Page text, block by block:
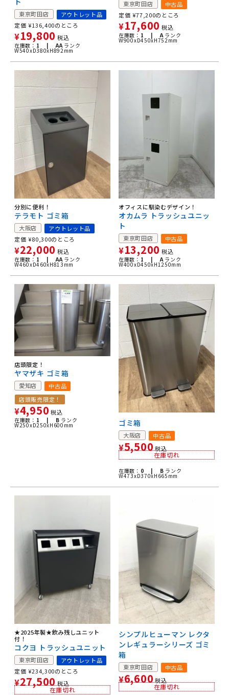
東京町田店
アウトレット品
定価 ¥136,400のところ
¥19,800 税込
在庫数： 1 | AAランク
W540xD380xH892mm
東京町田店
中古品
定価 ¥77,200のところ
¥17,600 税込
在庫数： 1 | Aランク
W900xD450xH752mm
分別に便利！
テラモト ゴミ箱
大阪店
アウトレット品
定価 ¥80,300のところ
¥22,000 税込
在庫数： 1 | AAランク
W460xD460xH813mm
オフィスに馴染むデザイン！
オカムラ トラッシュユニッ
ト
東京町田店 中古品
¥13,200 税込
在庫数： 1 | A ランク
W400xD450xH1250mm
店頭限定！
ヤマザキ ゴミ箱
愛知店
中古品
店頭販売限定！
¥4,950 税込
在庫数： 1 | B ランク
W250xD250xH600mm ゴミ箱
大阪店 中古品
¥5,500 税込
在庫切れ
在庫数： 0 | B ランク
W473xD370xH665mm
★2025年製★飲み残しユニット
付！
コクヨ トラッシュユニット
東京町田店
アウトレット品
定価 ¥234,300のところ
¥27,500 税込
在庫切れ
シンプルヒューマン レクタ
ンレギュラーシリーズ ゴミ
箱
東京町田店 中古品
¥6,600 税込
在庫切れ